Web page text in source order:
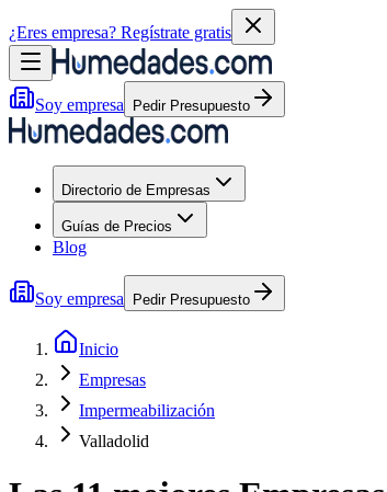
¿Eres empresa? Regístrate gratis
Soy empresa Pedir Presupuesto
Directorio de Empresas
Guías de Precios
Blog
Soy empresa Pedir Presupuesto
Inicio
Empresas
Impermeabilización
Valladolid